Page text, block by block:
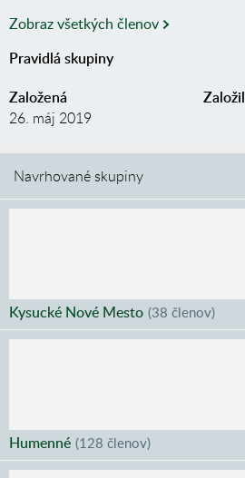
Zobraz všetkých členov
Pravidlá skupiny
Založená
26. máj 2019
Založil
Navrhované skupiny
Kysucké Nové Mesto (38 členov)
Humenné (128 členov)